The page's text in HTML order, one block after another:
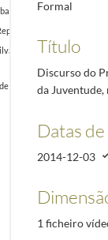
Cavaco Silva, na
Aníbal Cavaco
responde aos
Sousa, na reunião do
Formal
Título
Discurso do
da Juventude,
Datas
2014-12-03
1 ficheiro